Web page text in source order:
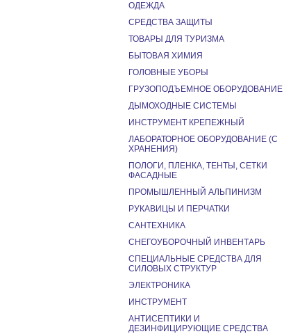
ОДЕЖДА
СРЕДСТВА ЗАЩИТЫ
ТОВАРЫ ДЛЯ ТУРИЗМА
БЫТОВАЯ ХИМИЯ
ГОЛОВНЫЕ УБОРЫ
ГРУЗОПОДЪЕМНОЕ ОБОРУДОВАНИЕ
ДЫМОХОДНЫЕ СИСТЕМЫ
ИНСТРУМЕНТ КРЕПЕЖНЫЙ
ЛАБОРАТОРНОЕ ОБОРУДОВАНИЕ (С
ХРАНЕНИЯ)
ПОЛОГИ, ПЛЕНКА, ТЕНТЫ, СЕТКИ
ФАСАДНЫЕ
ПРОМЫШЛЕННЫЙ АЛЬПИНИЗМ
РУКАВИЦЫ И ПЕРЧАТКИ
САНТЕХНИКА
СНЕГОУБОРОЧНЫЙ ИНВЕНТАРЬ
СПЕЦИАЛЬНЫЕ СРЕДСТВА ДЛЯ
СИЛОВЫХ СТРУКТУР
ЭЛЕКТРОНИКА
ИНСТРУМЕНТ
АНТИСЕПТИКИ И
ДЕЗИНФИЦИРУЮЩИЕ СРЕДСТВА